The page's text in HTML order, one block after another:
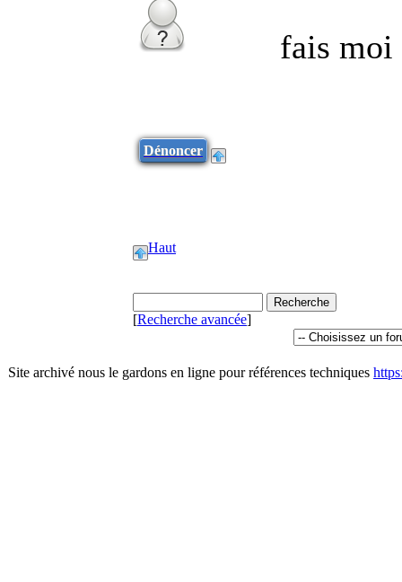
fais moi
Dénoncer
Haut
[Recherche avancée]
Site archivé nous le gardons en ligne pour références techniques